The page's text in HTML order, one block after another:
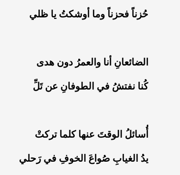
‏حُزناً فحزناً وما أوشكتُ يا ظلي
‏الضائعانِ أنا والعمرُ دون هدى
‏كُنا نفتشُ في الطوفانِ عن تَلِّ
‏أُسائلُ الوقتَ عنها كلما تركتْ
‏يدُ الغيابِ صُواعَ الخوفِ في رَحلي